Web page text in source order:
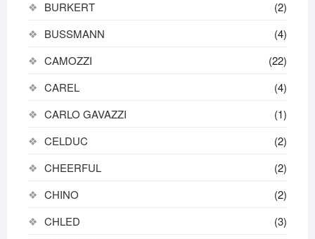
BURKERT
(2)
BUSSMANN
(4)
CAMOZZI
(22)
CAREL
(4)
CARLO GAVAZZI
(1)
CELDUC
(2)
CHEERFUL
(2)
CHINO
(2)
CHLED
(3)